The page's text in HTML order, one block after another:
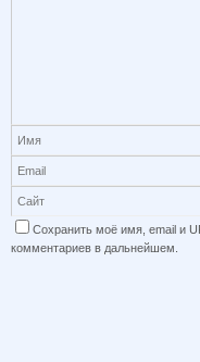
Сохранить моё имя, email и
комментариев в дальнейшем.